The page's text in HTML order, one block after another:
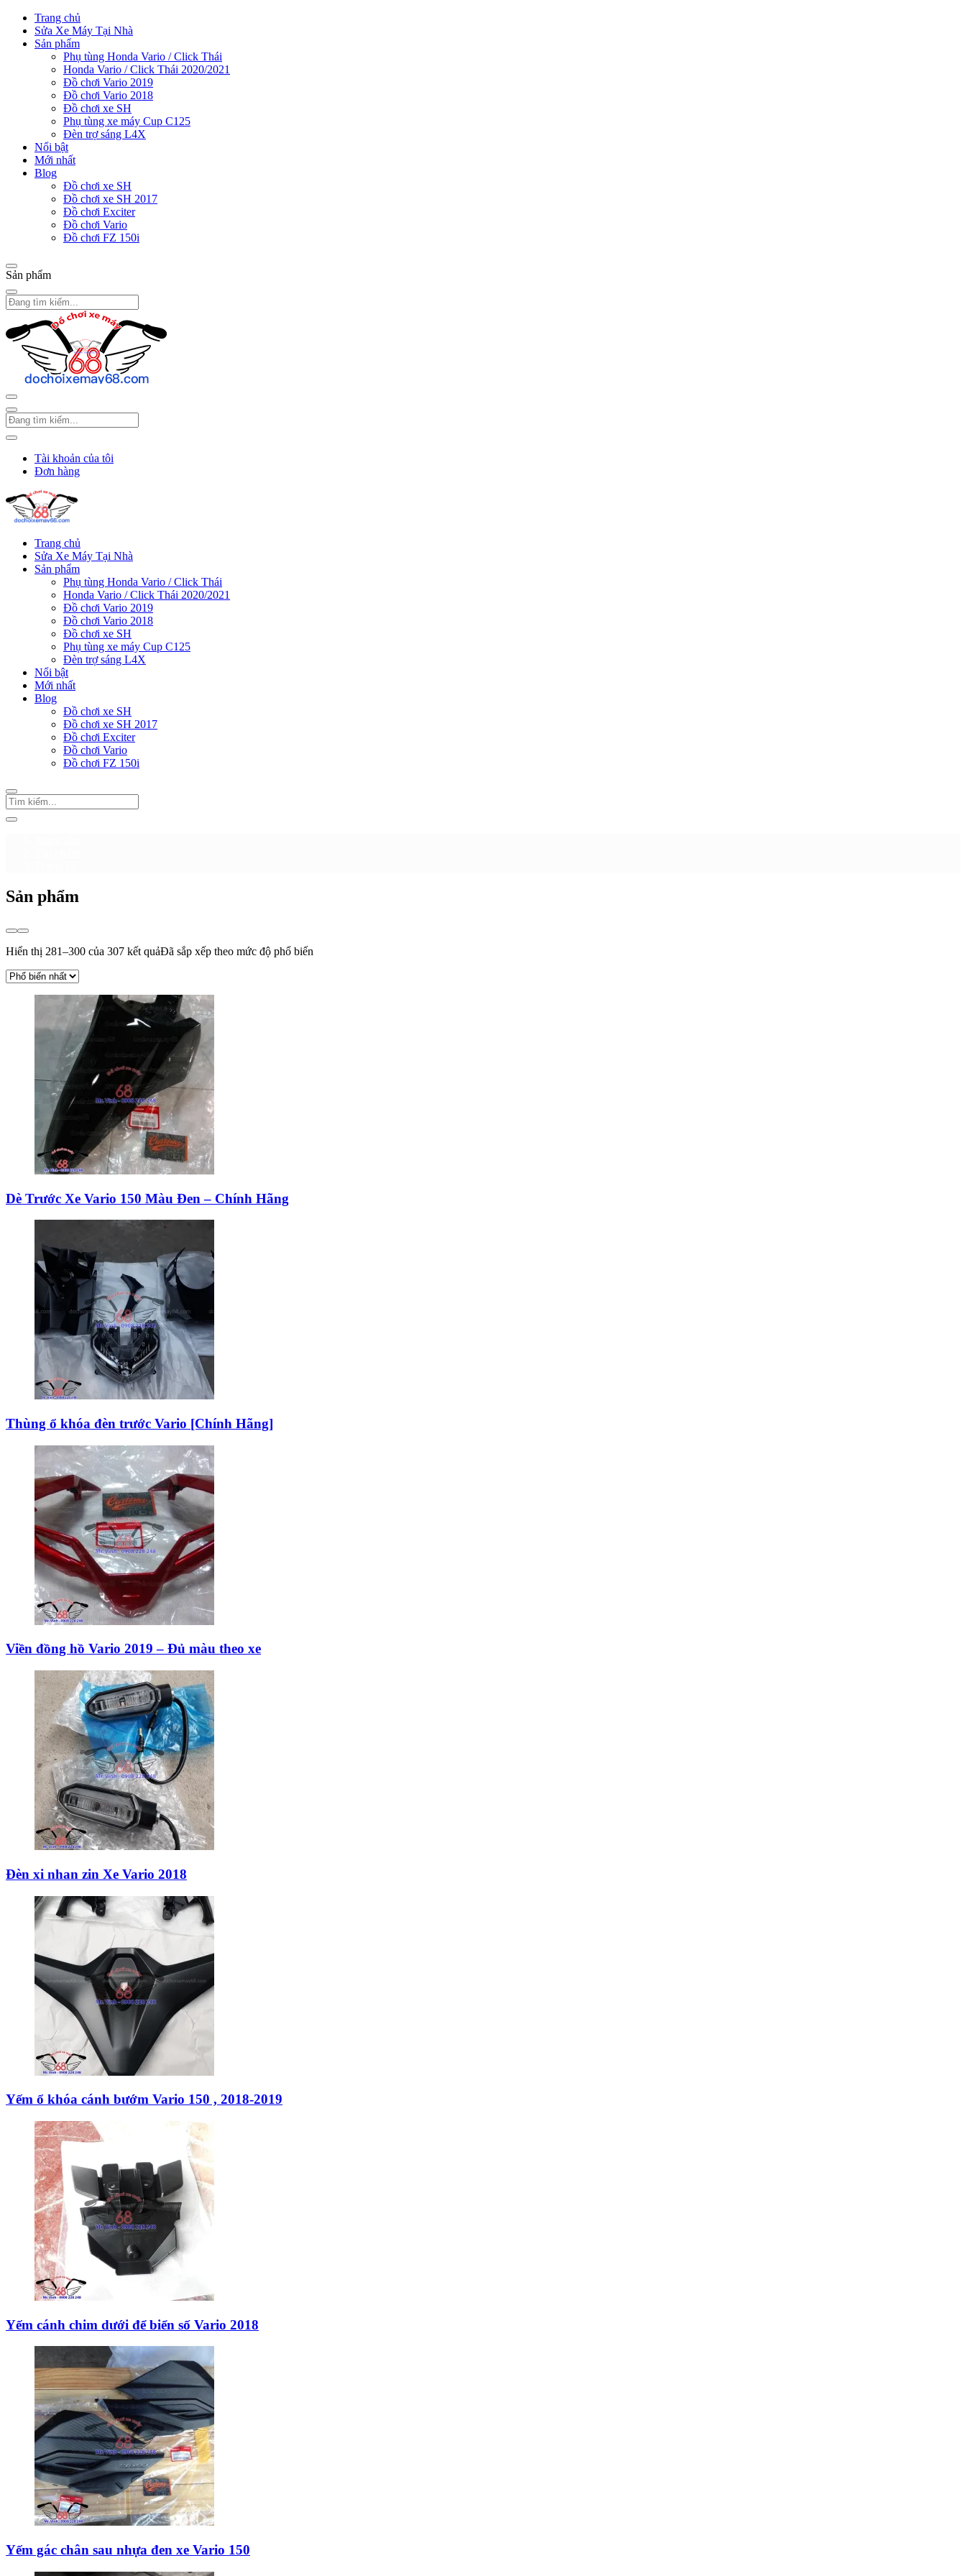
Trang chủ
Sửa Xe Máy Tại Nhà
Sản phẩm
Phụ tùng Honda Vario / Click Thái
Honda Vario / Click Thái 2020/2021
Đồ chơi Vario 2019
Đồ chơi Vario 2018
Đồ chơi xe SH
Phụ tùng xe máy Cup C125
Đèn trợ sáng L4X
Nổi bật
Mới nhất
Blog
Đồ chơi xe SH
Đồ chơi xe SH 2017
Đồ chơi Exciter
Đồ chơi Vario
Đồ chơi FZ 150i
Sản phẩm
Tài khoản của tôi
Đơn hàng
Trang chủ
Sửa Xe Máy Tại Nhà
Sản phẩm
Phụ tùng Honda Vario / Click Thái
Honda Vario / Click Thái 2020/2021
Đồ chơi Vario 2019
Đồ chơi Vario 2018
Đồ chơi xe SH
Phụ tùng xe máy Cup C125
Đèn trợ sáng L4X
Nổi bật
Mới nhất
Blog
Đồ chơi xe SH
Đồ chơi xe SH 2017
Đồ chơi Exciter
Đồ chơi Vario
Đồ chơi FZ 150i
Sản phẩm
Hiển thị 281–300 của 307 kết quảĐã sắp xếp theo mức độ phổ biến
Dè Trước Xe Vario 150 Màu Đen – Chính Hãng
Thùng ổ khóa đèn trước Vario [Chính Hãng]
Viền đồng hồ Vario 2019 – Đủ màu theo xe
Đèn xi nhan zin Xe Vario 2018
Yếm ổ khóa cánh bướm Vario 150 , 2018-2019
Yếm cánh chim dưới để biển số Vario 2018
Yếm gác chân sau nhựa đen xe Vario 150